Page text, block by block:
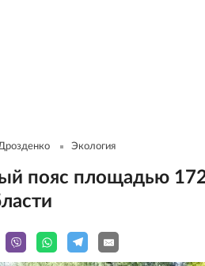
Экология
пояс площадью 172